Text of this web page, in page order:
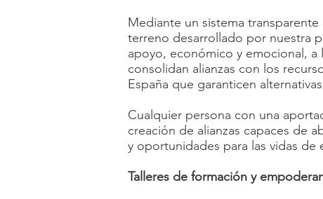
Mediante un sistema
terreno desarrollado por nuestra
apoyo, económico y emocional, a
consolidan alianzas con los
España que garanticen
Cualquier persona con una
creación de alianzas capaces de
y oportunidades para las vidas de
Talleres de formación y